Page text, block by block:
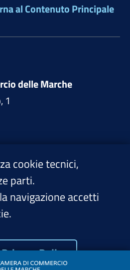
al Contenuto Principale
delle Marche
1
cookie tecnici,
parti.
navigazione accetti
Privacy Policy